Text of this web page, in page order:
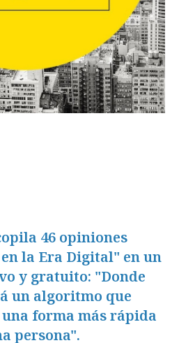
46 opiniones
la Era Digital" en un
y gratuito: "Donde
un algoritmo que
forma más rápida
persona".